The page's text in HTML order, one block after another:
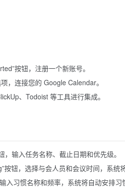
按钮，注册一个新账号。
，连接您的 Google Calendar。
、Todoist 等工具进行集成。
，输入任务名称、截止日期和优先级。
按钮，选择与会人员和会议时间，系统
入习惯名称和频率，系统将自动安排习